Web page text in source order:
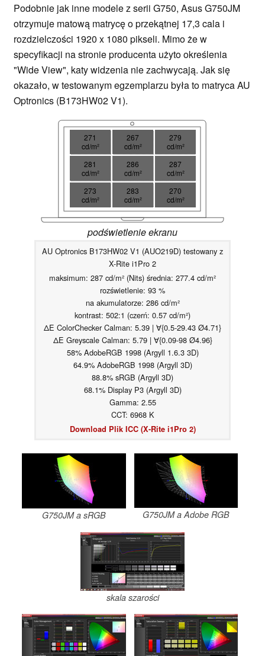
Podobnie jak inne modele z serii G750, Asus G750JM
otrzymuje matową matrycę o przekątnej 17,3 cala i
rozdzielczości 1920 x 1080 pikseli. Mimo że w
specyfikacji na stronie producenta użyto określenia
"Wide View", katy widzenia nie zachwycają. Jak się
okazało, w testowanym egzemplarzu była to matryca AU
Optronics (B173HW02 V1).
271
cd/m²
267
cd/m²
279
cd/m²
281
cd/m²
286
cd/m²
287
cd/m²
273
cd/m²
283
cd/m²
270
cd/m²
podświetlenie ekranu
AU Optronics B173HW02 V1 (AUO219D) testowany z
X-Rite i1Pro 2
maksimum: 287 cd/m² (Nits) średnia: 277.4 cd/m²
rozświetlenie: 93 %
na akumulatorze: 286 cd/m²
kontrast: 502:1 (czerń: 0.57 cd/m²)
ΔE ColorChecker Calman: 5.39 | ∀{0.5-29.43 Ø4.71}
ΔE Greyscale Calman: 5.79 | ∀{0.09-98 Ø4.96}
58% AdobeRGB 1998 (Argyll 1.6.3 3D)
64.9% AdobeRGB 1998 (Argyll 3D)
88.8% sRGB (Argyll 3D)
68.1% Display P3 (Argyll 3D)
Gamma: 2.55
CCT: 6968 K
Download Plik ICC (X-Rite i1Pro 2)
G750JM a sRGB G750JM a Adobe RGB
skala szarości